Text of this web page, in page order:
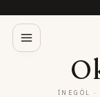
İNEGÖL ·